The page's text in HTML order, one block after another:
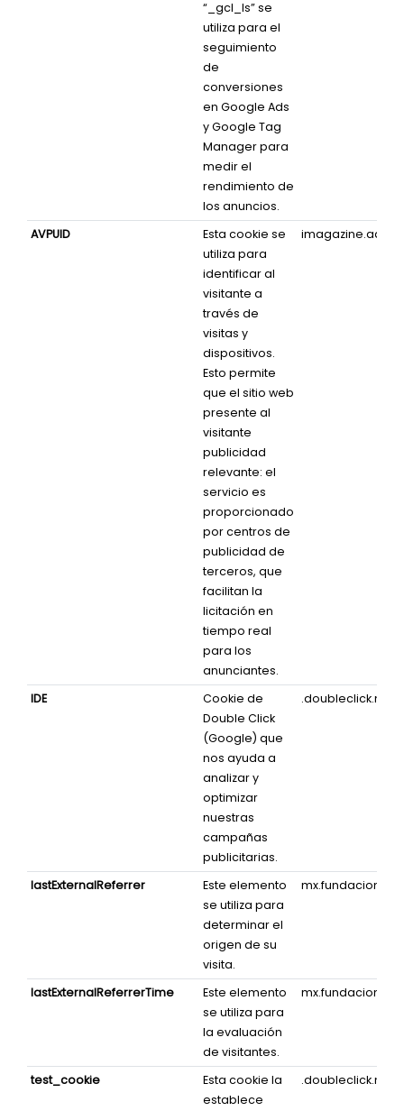
“_gcl_ls” se
utiliza para el
seguimiento
de
conversiones
en Google Ads
y Google Tag
Manager para
medir el
rendimiento de
los anuncios.
AVPUID
Esta cookie se
utiliza para
identificar al
visitante a
través de
visitas y
dispositivos.
Esto permite
que el sitio web
presente al
visitante
publicidad
relevante: el
servicio es
proporcionado
por centros de
publicidad de
terceros, que
facilitan la
licitación en
tiempo real
para los
anunciantes.
IDE
Cookie de
Double Click
(Google) que
nos ayuda a
analizar y
optimizar
nuestras
campañas
publicitarias.
.doubleclick.net
lastExternalReferrer
Este elemento
se utiliza para
determinar el
origen de su
visita.
mx.fundacion-
lastExternalReferrerTime
Este elemento
se utiliza para
la evaluación
de visitantes.
mx.fundacion-
test_cookie
Esta cookie la
establece
.doubleclick.net